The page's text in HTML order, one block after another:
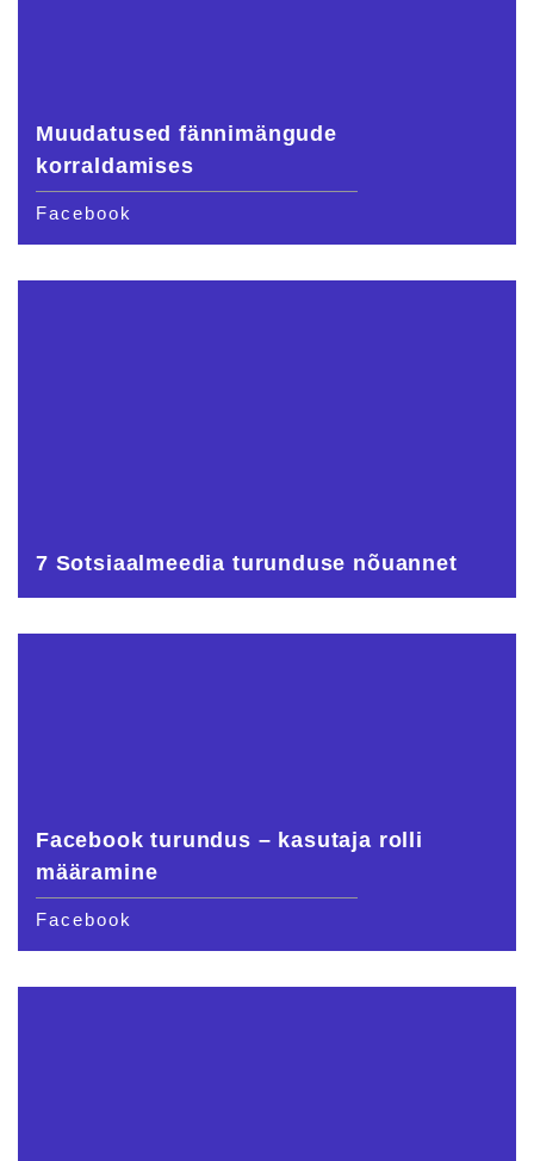
Muudatused fännimängude
korraldamises
Facebook
7 Sotsiaalmeedia turunduse nõuannet
Facebook turundus – kasutaja rolli
määramine
Facebook